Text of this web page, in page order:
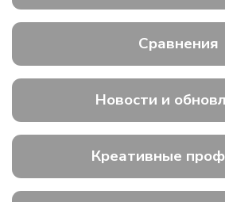
Сравнения
Новости и
Креативные